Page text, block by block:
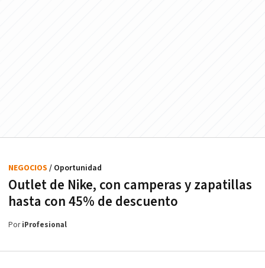
Outlet de Nike, con camperas y zapatillas
hasta con 45% de descuento
NEGOCIOS / Oportunidad
PoriProfesional